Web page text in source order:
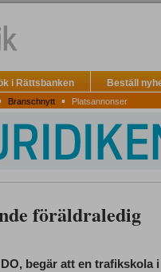
i Rättsbanken Beställ
Branschnytt ▪ Platsannonser
föräldraledig
begär att en trafikskola i